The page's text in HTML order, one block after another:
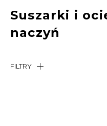
Suszarki i
naczyń
FILTRY